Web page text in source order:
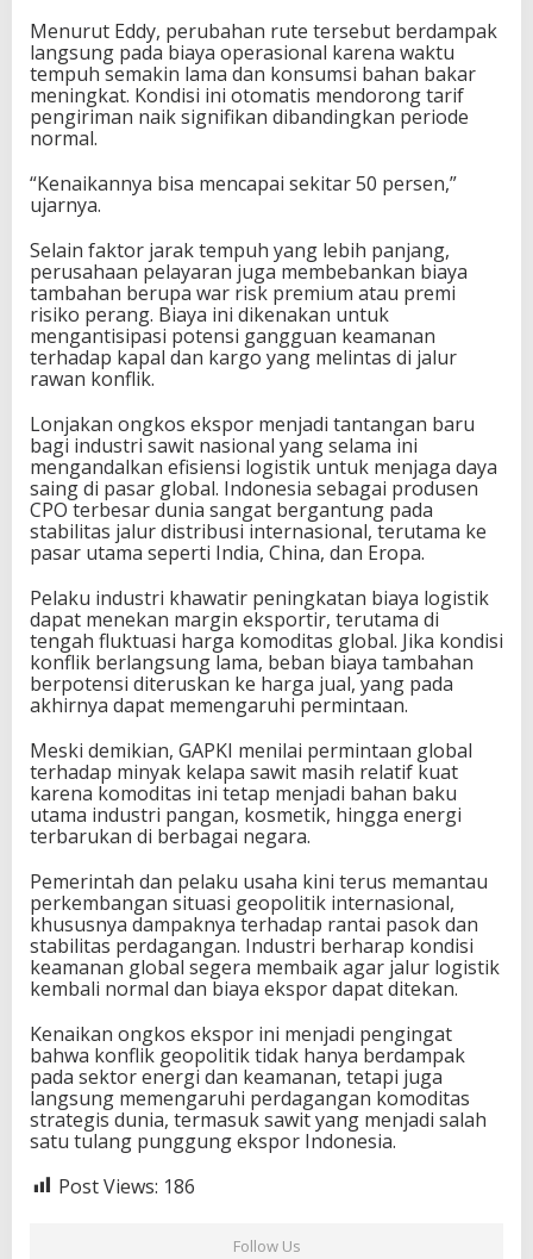
Menurut Eddy, perubahan rute tersebut berdampak
langsung pada biaya operasional karena waktu
tempuh semakin lama dan konsumsi bahan bakar
meningkat. Kondisi ini otomatis mendorong tarif
pengiriman naik signifikan dibandingkan periode
normal.
“Kenaikannya bisa mencapai sekitar 50 persen,”
ujarnya.
Selain faktor jarak tempuh yang lebih panjang,
perusahaan pelayaran juga membebankan biaya
tambahan berupa war risk premium atau premi
risiko perang. Biaya ini dikenakan untuk
mengantisipasi potensi gangguan keamanan
terhadap kapal dan kargo yang melintas di jalur
rawan konflik.
Lonjakan ongkos ekspor menjadi tantangan baru
bagi industri sawit nasional yang selama ini
mengandalkan efisiensi logistik untuk menjaga daya
saing di pasar global. Indonesia sebagai produsen
CPO terbesar dunia sangat bergantung pada
stabilitas jalur distribusi internasional, terutama ke
pasar utama seperti India, China, dan Eropa.
Pelaku industri khawatir peningkatan biaya logistik
dapat menekan margin eksportir, terutama di
tengah fluktuasi harga komoditas global. Jika kondisi
konflik berlangsung lama, beban biaya tambahan
berpotensi diteruskan ke harga jual, yang pada
akhirnya dapat memengaruhi permintaan.
Meski demikian, GAPKI menilai permintaan global
terhadap minyak kelapa sawit masih relatif kuat
karena komoditas ini tetap menjadi bahan baku
utama industri pangan, kosmetik, hingga energi
terbarukan di berbagai negara.
Pemerintah dan pelaku usaha kini terus memantau
perkembangan situasi geopolitik internasional,
khususnya dampaknya terhadap rantai pasok dan
stabilitas perdagangan. Industri berharap kondisi
keamanan global segera membaik agar jalur logistik
kembali normal dan biaya ekspor dapat ditekan.
Kenaikan ongkos ekspor ini menjadi pengingat
bahwa konflik geopolitik tidak hanya berdampak
pada sektor energi dan keamanan, tetapi juga
langsung memengaruhi perdagangan komoditas
strategis dunia, termasuk sawit yang menjadi salah
satu tulang punggung ekspor Indonesia.
Post Views: 186
Follow Us